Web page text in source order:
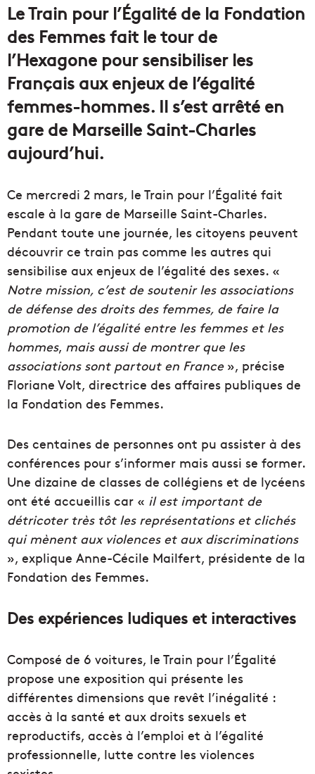
Le Train pour l’Égalité de la Fondation
des Femmes fait le tour de
l’Hexagone pour sensibiliser les
Français aux enjeux de l’égalité
femmes-hommes. Il s’est arrêté en
gare de Marseille Saint-Charles
aujourd’hui.
Ce mercredi 2 mars, le Train pour l’Égalité fait
escale à la gare de Marseille Saint-Charles.
Pendant toute une journée, les citoyens peuvent
découvrir ce train pas comme les autres qui
sensibilise aux enjeux de l’égalité des sexes. «
Notre mission, c’est de soutenir les associations
de défense des droits des femmes, de faire la
promotion de l’égalité entre les femmes et les
hommes, mais aussi de montrer que les
associations sont partout en France », précise
Floriane Volt, directrice des affaires publiques de
la Fondation des Femmes.
Des centaines de personnes ont pu assister à des
conférences pour s’informer mais aussi se former.
Une dizaine de classes de collégiens et de lycéens
ont été accueillis car « il est important de
détricoter très tôt les représentations et clichés
qui mènent aux violences et aux discriminations
», explique Anne-Cécile Mailfert, présidente de la
Fondation des Femmes.
Des expériences ludiques et interactives
Composé de 6 voitures, le Train pour l’Égalité
propose une exposition qui présente les
différentes dimensions que revêt l’inégalité :
accès à la santé et aux droits sexuels et
reproductifs, accès à l’emploi et à l’égalité
professionnelle, lutte contre les violences